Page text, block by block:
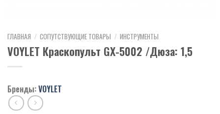
ГЛАВНАЯ / СОПУТСТВУЮЩИЕ ТОВАРЫ / ИНСТРУМЕНТЫ
VOYLET Краскопульт GX-5002 /Дюза: 1,5
Бренды:VOYLET